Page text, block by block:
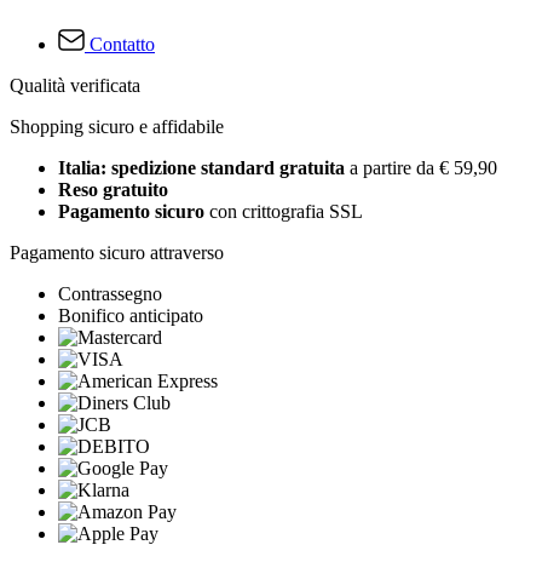
Contatto
Qualità verificata
Shopping sicuro e affidabile
Italia: spedizione standard gratuita a partire da € 59,90
Reso gratuito
Pagamento sicuro con crittografia SSL
Pagamento sicuro attraverso
Contrassegno
Bonifico anticipato